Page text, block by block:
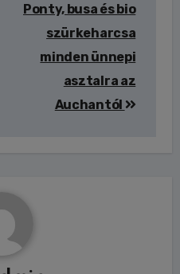
Ponty, busa és bio
szürkeharcsa
minden ünnepi
asztalra az
Auchantól